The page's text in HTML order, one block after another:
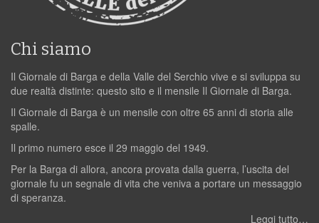
Chi siamo
Il Giornale di Barga e della Valle del Serchio vive e si sviluppa su
due realtà distinte: questo sito e il mensile Il Giornale di Barga.
Il Giornale di Barga è un mensile con oltre 65 anni di storia alle
spalle.
Il primo numero esce il 29 maggio del 1949.
Per la Barga di allora, ancora provata dalla guerra, l’uscita del
giornale fu un segnale di vita che veniva a portare un messaggio
di speranza.
Leggi tutto…